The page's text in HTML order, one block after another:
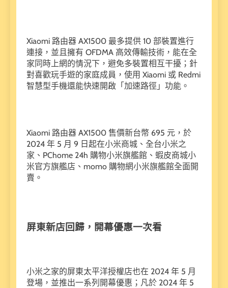
Xiaomi 路由器 AX1500 最多提供 10 部裝置進行
連接，並且擁有 OFDMA 高效傳輸技術，能在全
家同時上網的情況下，避免多裝置相互干擾；針
對喜歡玩手遊的家庭成員，使用 Xiaomi 或 Redmi
智慧型手機還能快速開啟「加速路徑」功能。
Xiaomi 路由器 AX1500 售價新台幣 695 元，於
2024 年 5 月 9 日起在小米商城、全台小米之
家、PChome 24h 購物小米旗艦館、蝦皮商城小
米官方旗艦店、momo 購物網小米旗艦館全面開
賣。
屏東新店回歸，開幕優惠一次看
小米之家的屏東太平洋授權店也在 2024 年 5 月
登場，並推出一系列開幕優惠；凡於 2024 年 5